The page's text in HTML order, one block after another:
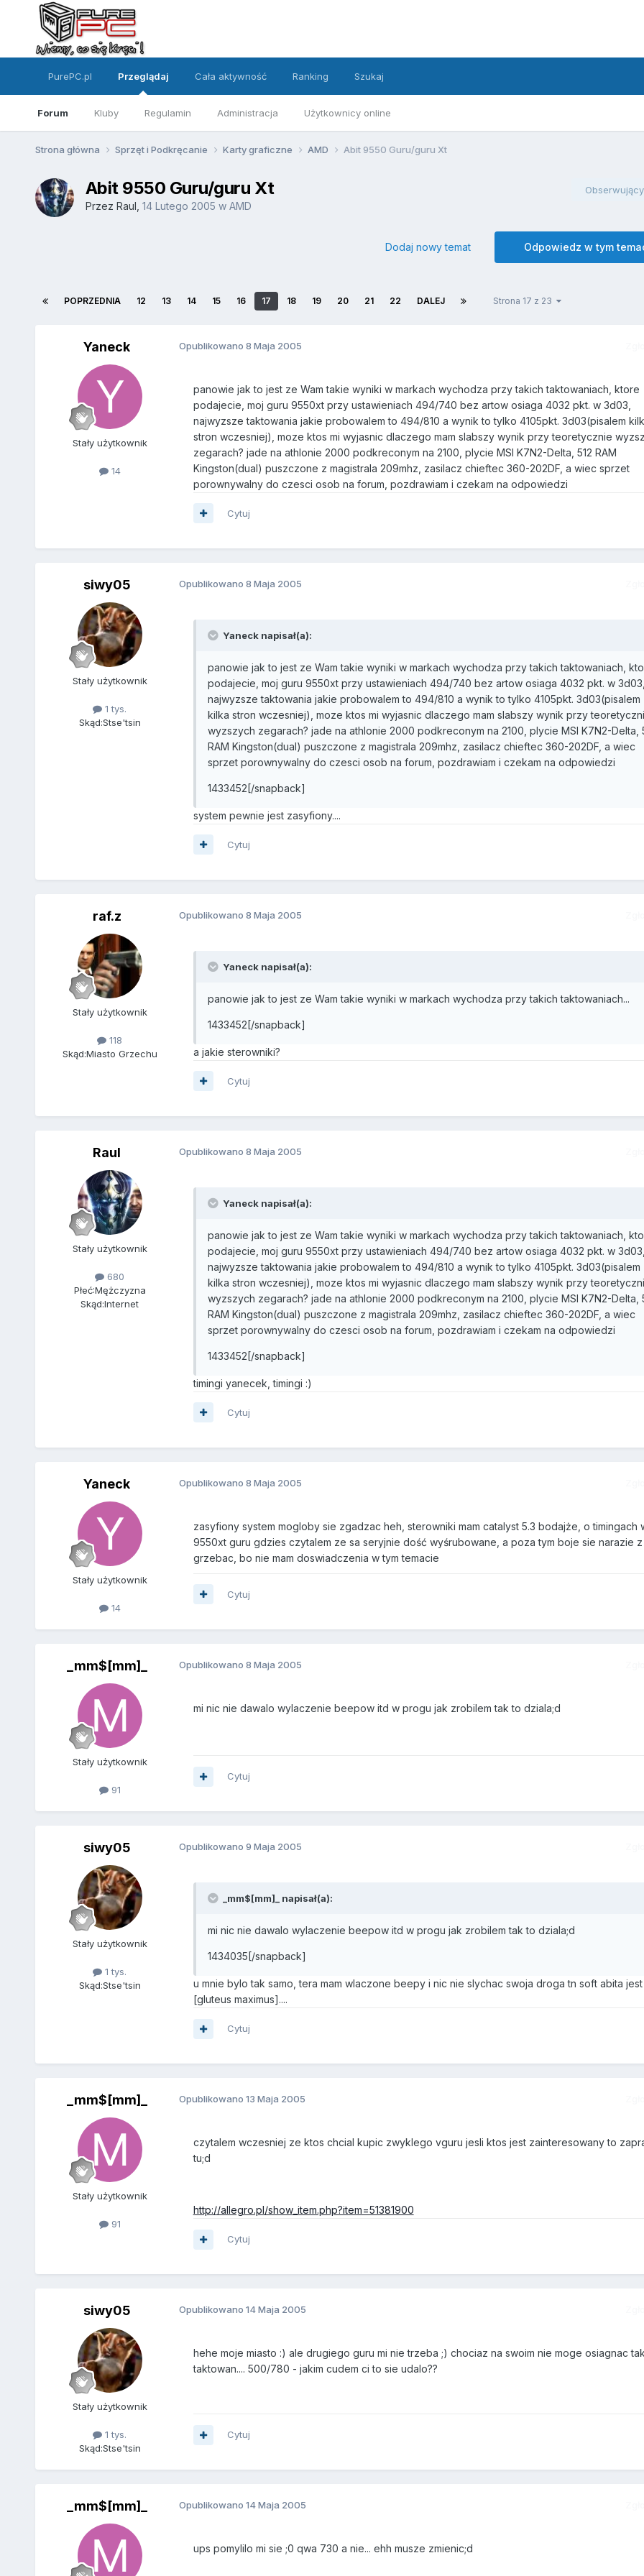
PurePC.pl Przeglądaj
Forum Kluby Regulamin Administracja Użytkownicy online
Cała aktywność Ranking Szukaj
Strona główna Sprzęt i Podkręcanie Karty graficzne AMD Abit 9550 Guru/guru Xt
Obserwujący
Abit 9550 Guru/guru Xt
Przez Raul 14 Lutego 2005 w AMD
Odpowiedz w tym
Dodaj nowy temat
POPRZEDNIA 12 13 14 15 16 17 18 19 20 21 22 DALEJ Strona 17 z 23
Yaneck
Stały użytkownik
14
Opublikowano 8 Maja 2005
panowie jak to jest ze Wam takie wyniki w markach wychodza przy takich taktowaniach, ktore
podajecie, moj guru 9550xt przy ustawieniach 494/740 bez artow osiaga 4032 pkt. w 3d03,
najwyzsze taktowania jakie probowalem to 494/810 a wynik to tylko 4105pkt. 3d03(pisalem
stron wczesniej), moze ktos mi wyjasnic dlaczego mam slabszy wynik przy teoretycznie
zegarach? jade na athlonie 2000 podkreconym na 2100, plycie MSI K7N2-Delta, 512 RAM
Kingston(dual) puszczone z magistrala 209mhz, zasilacz chieftec 360-202DF, a wiec sprzet
porownywalny do czesci osob na forum, pozdrawiam i czekam na odpowiedzi
Cytuj
siwy05
Stały użytkownik
1 tys.
Skąd:Stse'tsin
Opublikowano 8 Maja 2005
Yaneck napisał(a):
panowie jak to jest ze Wam takie wyniki w markach wychodza przy takich taktowaniach,
podajecie, moj guru 9550xt przy ustawieniach 494/740 bez artow osiaga 4032 pkt. w 3d03,
najwyzsze taktowania jakie probowalem to 494/810 a wynik to tylko 4105pkt. 3d03(pisalem
kilka stron wczesniej), moze ktos mi wyjasnic dlaczego mam slabszy wynik przy
wyzszych zegarach? jade na athlonie 2000 podkreconym na 2100, plycie MSI K7N2-Delta,
RAM Kingston(dual) puszczone z magistrala 209mhz, zasilacz chieftec 360-202DF, a wiec
sprzet porownywalny do czesci osob na forum, pozdrawiam i czekam na odpowiedzi
1433452[/snapback]
system pewnie jest zasyfiony....
Cytuj
raf.z
Stały użytkownik
118
Skąd:Miasto Grzechu
Opublikowano 8 Maja 2005
Yaneck napisał(a):
panowie jak to jest ze Wam takie wyniki w markach wychodza przy takich taktowaniach...
1433452[/snapback]
a jakie sterowniki?
Cytuj
Raul
Stały użytkownik
680
Płeć:Mężczyzna
Skąd:Internet
Opublikowano 8 Maja 2005
Yaneck napisał(a):
panowie jak to jest ze Wam takie wyniki w markach wychodza przy takich taktowaniach,
podajecie, moj guru 9550xt przy ustawieniach 494/740 bez artow osiaga 4032 pkt. w 3d03,
najwyzsze taktowania jakie probowalem to 494/810 a wynik to tylko 4105pkt. 3d03(pisalem
kilka stron wczesniej), moze ktos mi wyjasnic dlaczego mam slabszy wynik przy
wyzszych zegarach? jade na athlonie 2000 podkreconym na 2100, plycie MSI K7N2-Delta,
RAM Kingston(dual) puszczone z magistrala 209mhz, zasilacz chieftec 360-202DF, a wiec
sprzet porownywalny do czesci osob na forum, pozdrawiam i czekam na odpowiedzi
1433452[/snapback]
timingi yanecek, timingi :)
Cytuj
Yaneck
Stały użytkownik
14
Opublikowano 8 Maja 2005
zasyfiony system mogloby sie zgadzac heh, sterowniki mam catalyst 5.3 bodajże, o timingach
9550xt guru gdzies czytalem ze sa seryjnie dość wyśrubowane, a poza tym boje sie narazie z
grzebac, bo nie mam doswiadczenia w tym temacie
Cytuj
_mm$[mm]_
Stały użytkownik
91
Opublikowano 8 Maja 2005
mi nic nie dawalo wylaczenie beepow itd w progu jak zrobilem tak to dziala;d
Cytuj
siwy05
Stały użytkownik
1 tys.
Skąd:Stse'tsin
Opublikowano 9 Maja 2005
_mm$[mm]_ napisał(a):
mi nic nie dawalo wylaczenie beepow itd w progu jak zrobilem tak to dziala;d
1434035[/snapback]
u mnie bylo tak samo, tera mam wlaczone beepy i nic nie slychac swoja droga tn soft abita
[gluteus maximus]....
Cytuj
_mm$[mm]_
Stały użytkownik
91
Opublikowano 13 Maja 2005
czytalem wczesniej ze ktos chcial kupic zwyklego vguru jesli ktos jest zainteresowany to
tu;d
http://allegro.pl/show_item.php?item=51381900
Cytuj
siwy05
Stały użytkownik
1 tys.
Skąd:Stse'tsin
Opublikowano 14 Maja 2005
hehe moje miasto :) ale drugiego guru mi nie trzeba ;) chociaz na swoim nie moge osiagnac
taktowan.... 500/780 - jakim cudem ci to sie udalo??
Cytuj
_mm$[mm]_ Opublikowano 14 Maja 2005
ups pomylilo mi sie ;0 qwa 730 a nie... ehh musze zmienic;d